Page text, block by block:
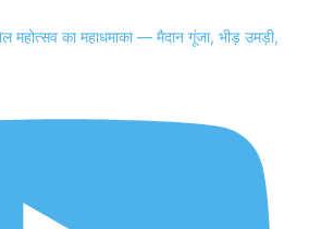
का महाधमाका — मैदान गूंजा, भीड़ उमड़ी,